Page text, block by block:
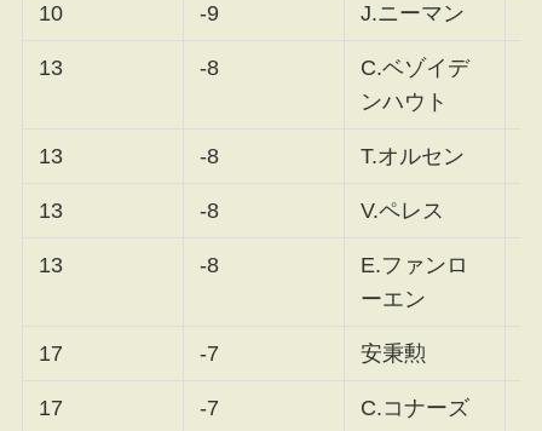
10 -9 J.ニーマン
13 -8
C.ベゾイデ
ンハウト
13 -8 T.オルセン
13 -8 V.ペレス
13 -8
E.ファンロ
ーエン
17 -7 安秉勲
17 -7 C.コナーズ